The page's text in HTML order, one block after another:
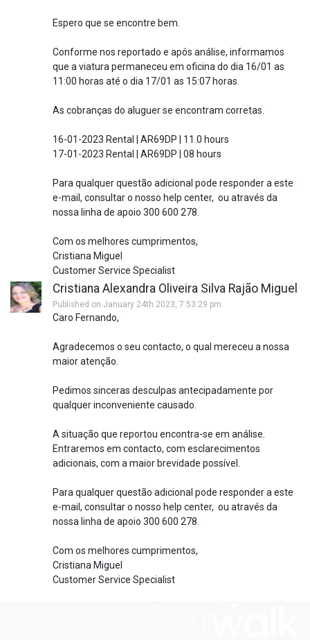
Espero que se encontre bem.
Conforme nos reportado e após análise, informamos
que a viatura permaneceu em oficina do dia 16/01 as
11:00 horas até o dia 17/01 as 15:07 horas.
As cobranças do aluguer se encontram corretas.
16-01-2023 Rental | AR69DP | 11.0 hours
17-01-2023 Rental | AR69DP | 08 hours
Para qualquer questão adicional pode responder a este
e-mail, consultar o nosso help center, ou através da
nossa linha de apoio 300 600 278.
Com os melhores cumprimentos,
Cristiana Miguel
Customer Service Specialist
Cristiana Alexandra Oliveira Silva Rajão Miguel
Published on January 24th 2023, 7:53:29 pm
Caro Fernando,
Agradecemos o seu contacto, o qual mereceu a nossa
maior atenção.
Pedimos sinceras desculpas antecipadamente por
qualquer inconveniente causado.
A situação que reportou encontra-se em análise.
Entraremos em contacto, com esclarecimentos
adicionais, com a maior brevidade possível.
Para qualquer questão adicional pode responder a este
e-mail, consultar o nosso help center, ou através da
nossa linha de apoio 300 600 278.
Com os melhores cumprimentos,
Cristiana Miguel
Customer Service Specialist